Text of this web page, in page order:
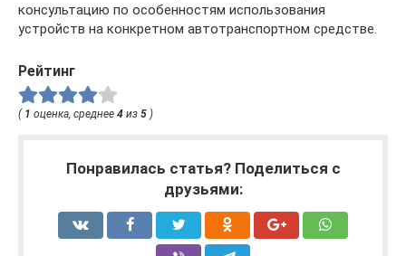
консультацию по особенностям использования
устройств на конкретном автотранспортном средстве.
Рейтинг
( 1 оценка, среднее 4 из 5 )
Понравилась статья? Поделиться с
друзьями: